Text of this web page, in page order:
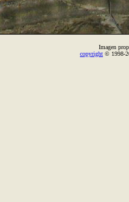
Imagen
copyright © 1998-